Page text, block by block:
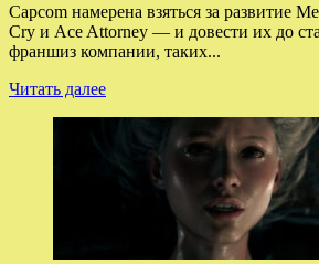
Store
подтвердила
инсайд
Golem
Capcom намерена взяться за развитие
Cry и Ace Attorney — и довести их до
франшиз компании, таких...
Читать далееПрочитать
Capcom
большие